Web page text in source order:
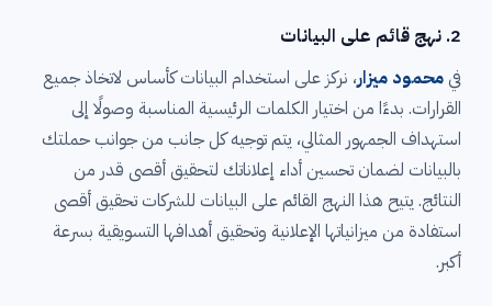
2. نهج قائم على البيانات
في محمود ميزار، نركز على استخدام البيانات كأساس لاتخاذ جميع
القرارات. بدءًا من اختيار الكلمات الرئيسية المناسبة وصولًا إلى
استهداف الجمهور المثالي، يتم توجيه كل جانب من جوانب حملتك
بالبيانات لضمان تحسين أداء إعلاناتك لتحقيق أقصى قدر من
النتائج. يتيح هذا النهج القائم على البيانات للشركات تحقيق أقصى
استفادة من ميزانياتها الإعلانية وتحقيق أهدافها التسويقية بسرعة
أكبر.